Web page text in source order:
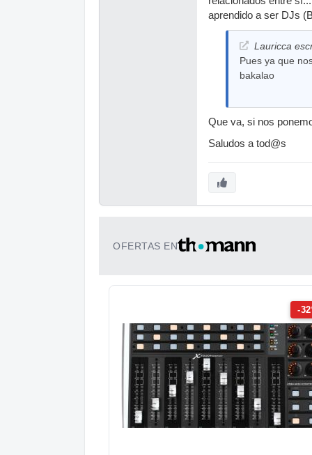
aprendido a ser DJs
Lauricca
Pues ya que
bakalao
Que va, si nos
Saludos a tod@s
OFERTAS EN
-